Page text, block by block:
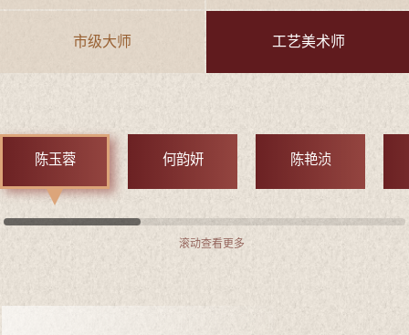
市级大师 工艺美术师
陈玉蓉 何韵妍 陈艳浈
滚动查看更多